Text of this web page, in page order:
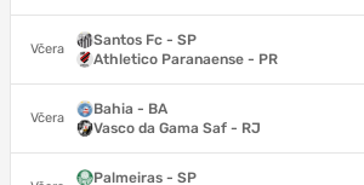
Včera
Santos Fc - SP
Athletico Paranaense - PR
Včera
Bahia - BA
Vasco da Gama Saf - RJ
Palmeiras - SP